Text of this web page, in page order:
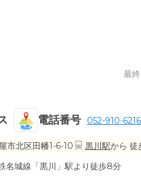
最
地図
電話番号 052-910-6216
市北区田幡1-6-10 黒川駅から 徒
名城線「黒川」駅より徒歩8分